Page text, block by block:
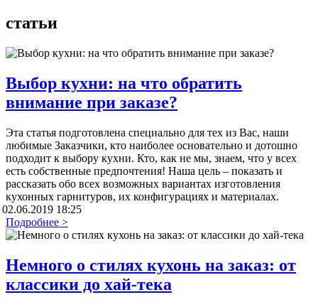
статьи
Выбор кухни: на что обратить
внимание при заказе?
Эта статья подготовлена специально для тех из Вас, наши
любимые Заказчики, кто наиболее основательно и дотошно
подходит к выбору кухни. Кто, как не мы, знаем, что у всех
есть собственные предпочтения! Наша цель – показать и
рассказать обо всех возможных вариантах изготовления
кухонных гарнитуров, их конфигурациях и материалах.
02.06.2019 18:25
Подробнее >
Немного о стилях кухонь на заказ: от
классики до хай-тека